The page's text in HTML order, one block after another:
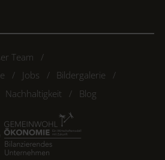
Team
Jobs
Bildergalerie
Nachhaltigkeit Blog